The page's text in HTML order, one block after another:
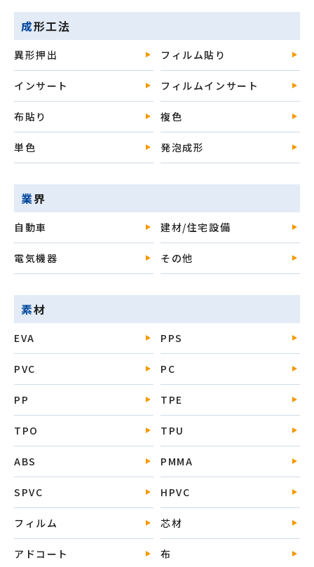
成形工法
異形押出 フィルム貼り
インサート フィルムインサート
布貼り 複色
単色 発泡成形
業界
自動車 建材/住宅設備
電気機器 その他
素材
EVA PPS
PVC PC
PP TPE
TPO TPU
ABS PMMA
SPVC HPVC
フィルム 芯材
アドコート 布